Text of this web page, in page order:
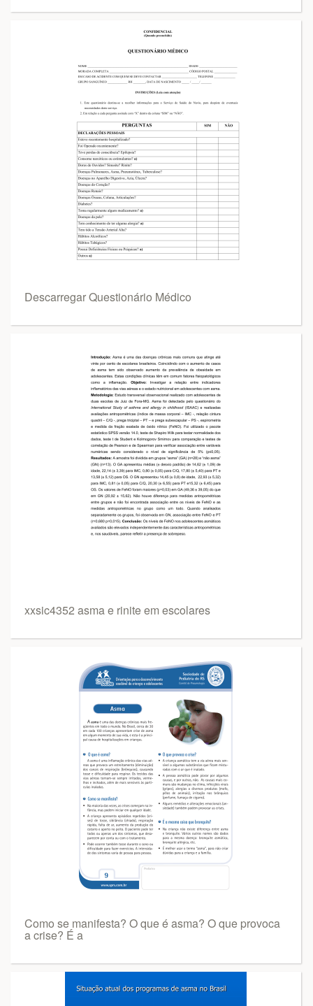
Descarregar Questionário Médico
xxsic4352 asma e rinite em escolares
Como se manifesta? O que é asma? O que provoca
a crise? É a